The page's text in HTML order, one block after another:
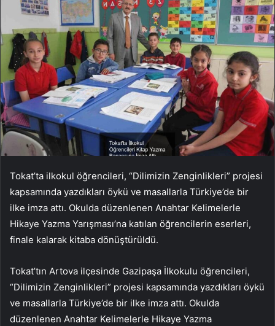
Tokat’ta ilkokul öğrencileri, “Dilimizin Zenginlikleri” projesi
kapsamında yazdıkları öykü ve masallarla Türkiye’de bir
ilke imza attı. Okulda düzenlenen Anahtar Kelimelerle
Hikaye Yazma Yarışması’na katılan öğrencilerin eserleri,
finale kalarak kitaba dönüştürüldü.
Tokat’tın Artova ilçesinde Gazipaşa İlkokulu öğrencileri,
“Dilimizin Zenginlikleri” projesi kapsamında yazdıkları öykü
ve masallarla Türkiye’de bir ilke imza attı. Okulda
düzenlenen Anahtar Kelimelerle Hikaye Yazma